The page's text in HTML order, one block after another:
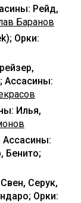
Рейд,
Баранов
Орки:
Ассасины:
Илья,
Ассасины:
Бенито;
Серук,
Орки: